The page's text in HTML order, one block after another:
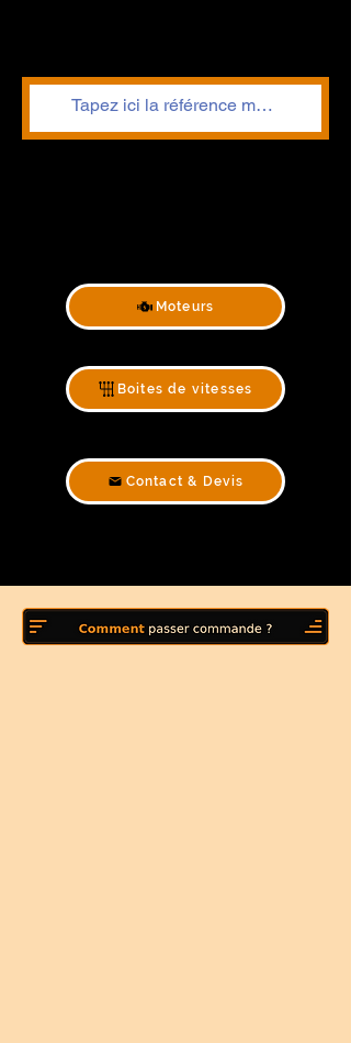
Moteurs
Boites de vitesses
Contact & Devis